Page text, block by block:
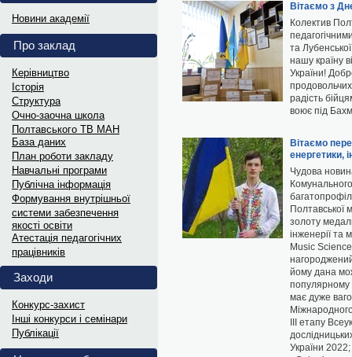
Витяги з ПРОТОКОЛІВ
Витяги з ПРОТОКОЛІВ засідання...
Інформаційні матеріали до
Український інститут національної...
Науковий лекторій
В рамках відзначення Дня Науки...
Дипломи переможців та
Електронні варіанти дипломів...
Витяги з ПРОТОКОЛІВ
Витяги з ПРОТОКОЛІВ засідання...
Інформаційні матеріали до
Новини академії
Про заклад
Керівництво
Історія
Структура
Oчно-заочна школа
Полтавського ТВ МАН
База даних
План роботи закладу
Навчальні програми
Публічна інформація
Формування внутрішньої
системи забезпечення
якості освіти
Атестація педагогічних
працівників
Заходи
Конкурс-захист
Інші конкурси і семінари
Публікації
Вітаємо з
Колектив
та
нашу країну
України!
радість
воює під
Вітаємо
енергетики,
Чудова
Полтавської
золоту
інженерії
Music
йому дана
популярному
має дуже
ІІІ етапу
України